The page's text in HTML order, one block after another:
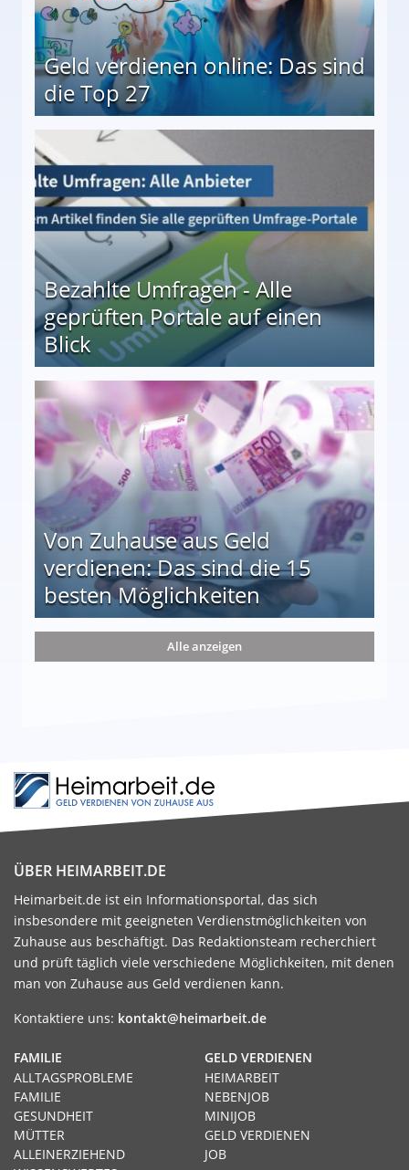
Geld verdienen online: Das sind
die Top 27
Bezahlte Umfragen - Alle
geprüften Portale auf einen
Blick
auf einen Blick
Von Zuhause aus Geld
verdienen: Das sind die 15
besten Möglichkeiten
die 15 besten Möglichkeiten
Alle anzeigen
ÜBER HEIMARBEIT.DE
Heimarbeit.de ist ein Informationsportal, das sich
insbesondere mit geeigneten Verdienstmöglichkeiten von
Zuhause aus beschäftigt. Das Redaktionsteam recherchiert
und prüft täglich viele verschiedene Möglichkeiten, mit denen
man von Zuhause aus Geld verdienen kann.
Kontaktiere uns: kontakt@heimarbeit.de
GELD VERDIENEN
HEIMARBEIT
NEBENJOB
MINIJOB
GELD VERDIENEN
JOB
FAMILIE
ALLTAGSPROBLEME
FAMILIE
GESUNDHEIT
MÜTTER
ALLEINERZIEHEND